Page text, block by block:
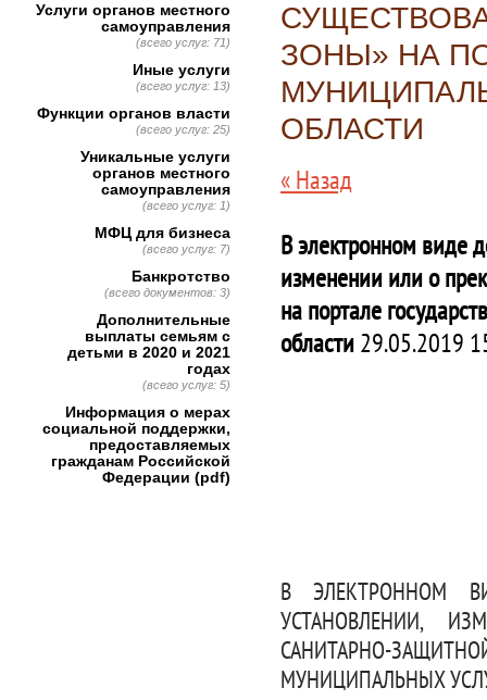
ЗОНЫ» НА
ОБЛАСТИ
« Назад
В электронном виде
изменении или о
на портале
области29.05.2019
В ЭЛЕКТРОННОМ
УСТАНОВЛЕНИИ,
САНИТАРНО-
МУНИЦИПАЛЬНЫХ
Услуги органов местного
самоуправления
(всего услуг: 71)
Иные услуги
(всего услуг: 13)
Функции органов власти
(всего услуг: 25)
Уникальные услуги
органов местного
самоуправления
(всего услуг: 1)
МФЦ для бизнеса
(всего услуг: 7)
Банкротство
(всего документов: 3)
Дополнительные
выплаты семьям с
детьми в 2020 и 2021
годах
(всего услуг: 5)
Информация о мерах
социальной поддержки,
предоставляемых
гражданам Российской
Федерации (pdf)